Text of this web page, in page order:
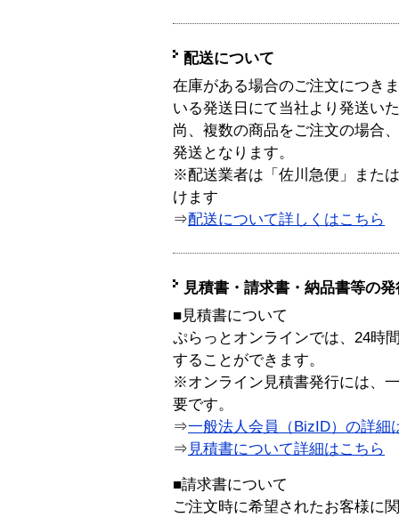
配送について
在庫がある場合のご注文につき
いる発送日にて当社より発送い
尚、複数の商品をご注文の場合
発送となります。
※配送業者は「佐川急便」また
けます
⇒配送について詳しくはこちら
見積書・請求書・納品書等の
■見積書について
ぷらっとオンラインでは、24時
することができます。
※オンライン見積書発行には、
要です。
⇒一般法人会員（BizID）の詳細
⇒ 見積書について詳細はこちら
■請求書について
ご注文時に希望されたお客様に